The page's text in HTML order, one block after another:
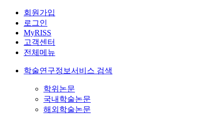
회원가입
로그인
MyRISS
고객센터
전체메뉴
학술연구정보서비스 검색
학위논문
국내학술논문
해외학술논문